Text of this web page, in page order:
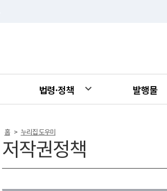
법령·정책 발행물
홈 > 누리집 도우미
저작권정책